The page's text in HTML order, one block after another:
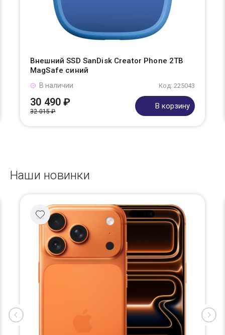
Внешний SSD SanDisk Creator Phone 2TB
MagSafe синий
Код: 225043
В наличии
30 490 ₽
32 015 ₽
В корзину
Наши новинки